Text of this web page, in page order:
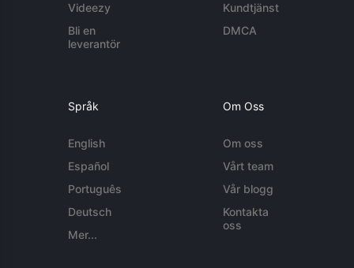
Videezy
Bli en
leverantör
Kundtjänst
DMCA
Språk
English
Español
Português
Deutsch
Mer...
Om Oss
Om oss
Vårt team
Vår blogg
Kontakta
oss